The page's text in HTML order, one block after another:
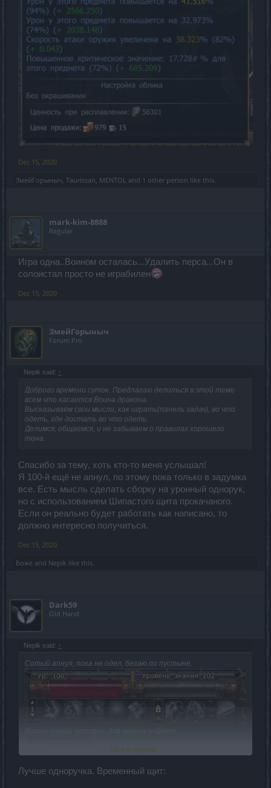
Dec 15, 2020
ЗмейГорыныч, Taurissan, MENTOL and 1 other person like this.
mark-kim-8888
Regular
Игра одна..Воином осталась...Удалить перса...Он в
солоистал просто не играбилен
Dec 15, 2020
ЗмейГорыныч
Forum Pro
Nepik said: ↑
Доброго времени суток. Предлагаю делиться в этой теме
всем что касается Воина дракона.
Высказываем свои мысли, как играть(панель задач), во что
одеть, где достать во что одеть.
Делимся, общаемся, и не забываем о правилах хорошего
тона.
Спасибо за тему, хоть кто-то меня услышал!
Я 100-й ещё не апнул, по этому пока только в задумка
все. Есть мысль сделать сборку на уронный однорук,
но с использованием Шипастого щита прокачаного.
Если он реально будет работать как написано, то
должно интересно получиться.
Dec 15, 2020
Боже and Nepik like this.
Dark59
Old Hand
Nepik said: ↑
Сотый апнул, пока не одел, бегаю по пустыне.
Click to expand...
Лучше одноручка. Временный щит: